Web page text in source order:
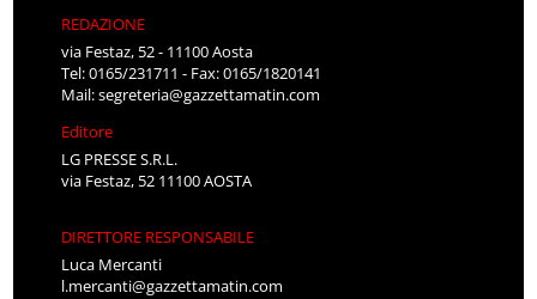
REDAZIONE
via Festaz, 52 - 11100 Aosta
Tel: 0165/231711 - Fax: 0165/1820141
Mail:segreteria@gazzettamatin.com
Editore
LG PRESSE S.R.L.
via Festaz, 52 11100 AOSTA
DIRETTORE RESPONSABILE
Luca Mercanti
l.mercanti@gazzettamatin.com